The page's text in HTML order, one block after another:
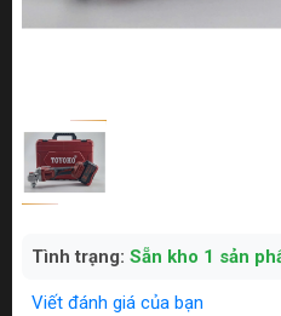
Tình trạng: Sẵn kho 1 sản
Viết đánh giá của bạn